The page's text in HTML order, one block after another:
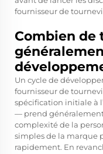
fournisseur de
Combien de
Un cycle de
fournisseur de
spécification initiale à
— prend généralement
complexité de la
simples de la marque
rapidement. En